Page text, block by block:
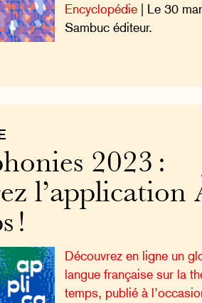
Encyclopédie| Le 30
Sambuc éditeur.
2023 :
l’application
!
Découvrez en ligne un
langue française sur la
temps, publié à